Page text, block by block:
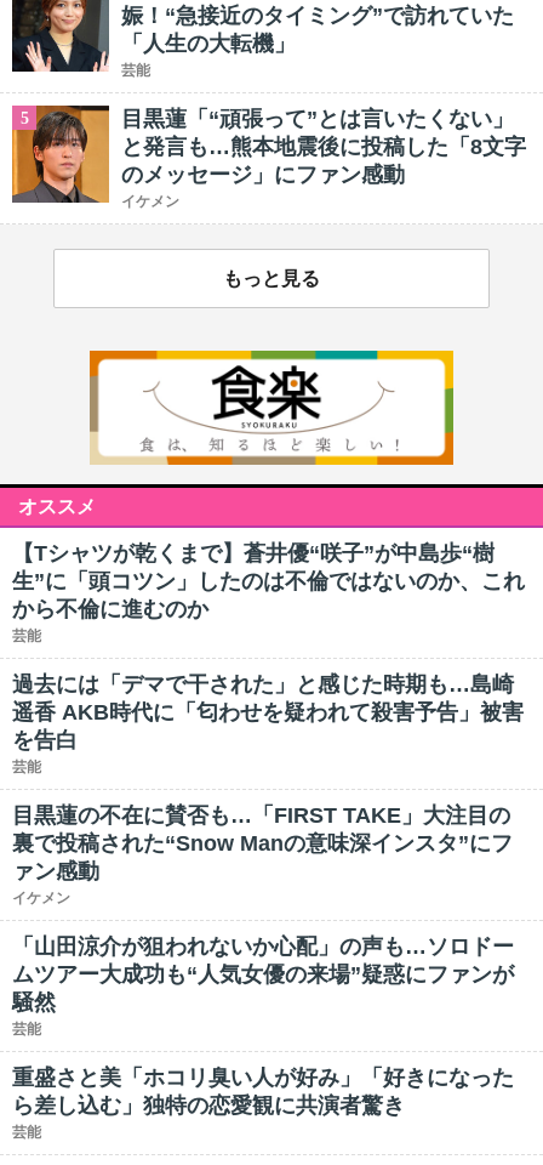
娠！“急接近のタイミング”で訪れていた
「人生の大転機」
芸能
5
目黒蓮「“頑張って”とは言いたくない」
と発言も…熊本地震後に投稿した「8文字
のメッセージ」にファン感動
イケメン
もっと見る
オススメ
【Tシャツが乾くまで】蒼井優“咲子”が中島歩“樹
生”に「頭コツン」したのは不倫ではないのか、これ
から不倫に進むのか
芸能
過去には「デマで干された」と感じた時期も…島崎
遥香 AKB時代に「匂わせを疑われて殺害予告」被害
を告白
芸能
目黒蓮の不在に賛否も…「FIRST TAKE」大注目の
裏で投稿された“Snow Manの意味深インスタ”にフ
ァン感動
イケメン
「山田涼介が狙われないか心配」の声も…ソロドー
ムツアー大成功も“人気女優の来場”疑惑にファンが
騒然
芸能
重盛さと美「ホコリ臭い人が好み」「好きになった
ら差し込む」独特の恋愛観に共演者驚き
芸能